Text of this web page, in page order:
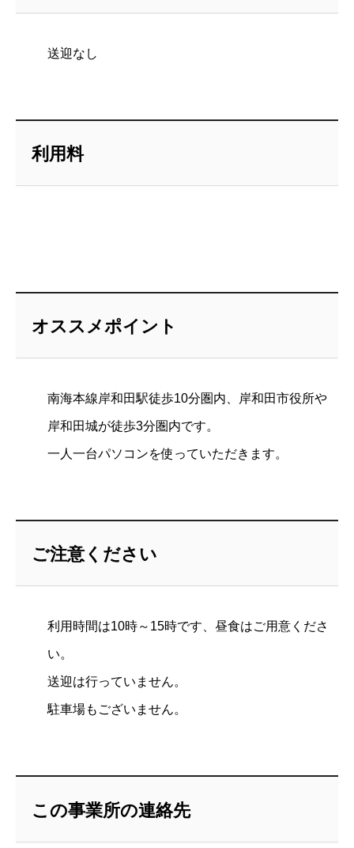
送迎なし
利用料
オススメポイント
南海本線岸和田駅徒歩10分圏内、岸和田市役所や
岸和田城が徒歩3分圏内です。
一人一台パソコンを使っていただきます。
ご注意ください
利用時間は10時～15時です、昼食はご用意くださ
い。
送迎は行っていません。
駐車場もございません。
この事業所の連絡先